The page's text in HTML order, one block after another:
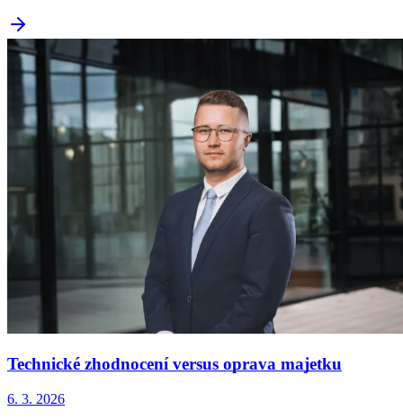
Technické zhodnocení versus oprava majetku
6. 3. 2026